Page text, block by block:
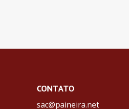
CONTATO
sac@paineira.net